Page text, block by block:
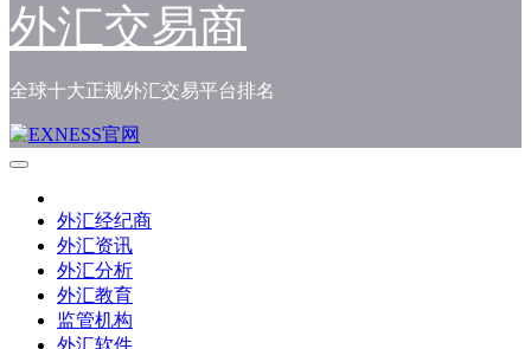
外汇交易商
全球十大正规外汇交易平台排名
外汇经纪商
外汇资讯
外汇分析
外汇教育
监管机构
外汇软件